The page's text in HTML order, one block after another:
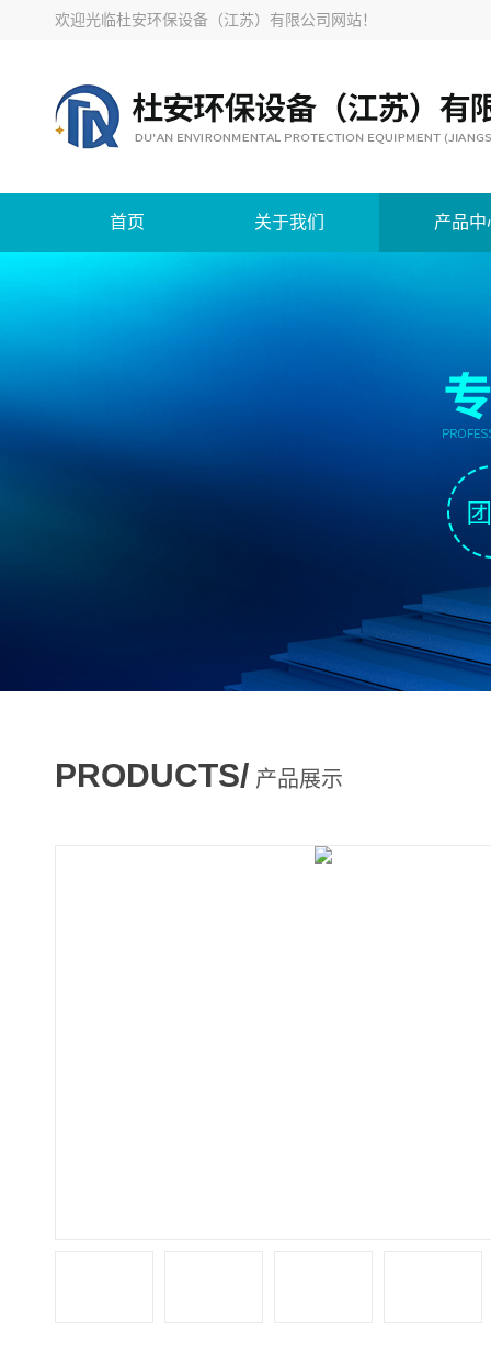
欢迎光临杜安环保设备（江苏）有限公司网站！
首页 关于我们 产品中
PRODUCTS/ 产品展示